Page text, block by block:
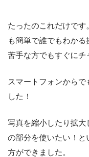
たったのこれだけで
も簡単で誰でもわか
苦手な方でもすぐにチ
スマートフォンから
した！
写真を縮小したり拡大
の部分を使いたい！
方ができました。